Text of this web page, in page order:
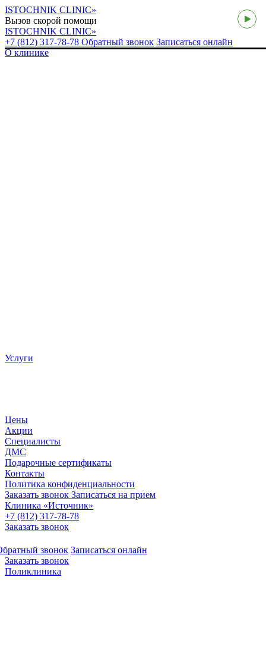
ISTOCHNIK CLINIC»
Вызов скорой помощи
ISTOCHNIK CLINIC»
+7 (812) 317-78-78 Обратный звонок Записаться онлайн
О клинике
Услуги
Цены
Акции
Специалисты
ДМС
Подарочные сертификаты
Контакты
Политика конфиденциальности
Заказать звонок Записаться на прием
Клиника «Источник»
+7 (812) 317-78-78
Заказать звонок
звонок Записаться онлайн
Заказать звонок
Поликлиника